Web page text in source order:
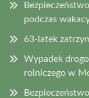
podczas
63-latek
Wypadek
rolniczego w